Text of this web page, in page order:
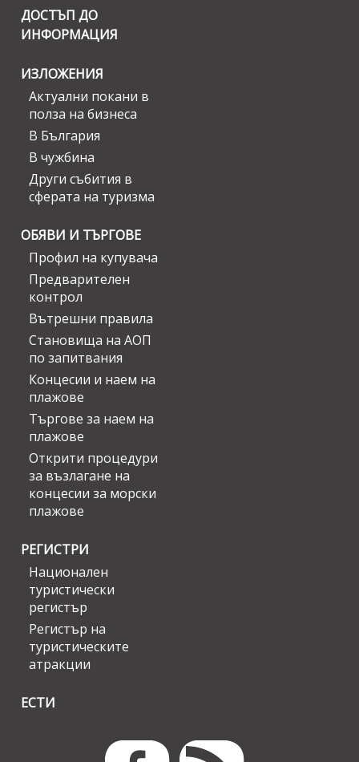
ДОСТЪП ДО
ИНФОРМАЦИЯ
ИЗЛОЖЕНИЯ
Актуални покани в
полза на бизнеса
В България
В чужбина
Други събития в
сферата на туризма
ОБЯВИ И ТЪРГОВЕ
Профил на купувача
Предварителен
контрол
Вътрешни правила
Становища на АОП
по запитвания
Концесии и наем на
плажове
Търгове за наем на
плажове
Открити процедури
за възлагане на
концесии за морски
плажове
РЕГИСТРИ
Национален
туристически
регистър
Регистър на
туристическите
атракции
ЕСТИ